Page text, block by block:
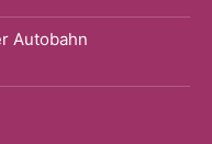
Autobahn